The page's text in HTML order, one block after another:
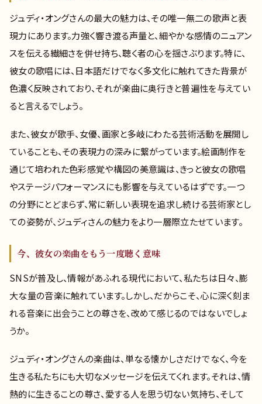
ジュディ・オングさんの最大の魅力は、その唯一無二の歌声と表
現力にあります。力強く響き渡る声量と、細やかな感情のニュアン
スを伝える繊細さを併せ持ち、聴く者の心を揺さぶります。特に、
彼女の歌唱には、日本語だけでなく多文化に触れてきた背景が
色濃く反映されており、それが楽曲に奥行きと普遍性を与えてい
ると言えるでしょう。
また、彼女が歌手、女優、画家と多岐にわたる芸術活動を展開し
ていることも、その表現力の深みに繋がっています。絵画制作を
通じて培われた色彩感覚や構図の美意識は、きっと彼女の歌唱
やステージパフォーマンスにも影響を与えているはずです。一つ
の分野にとどまらず、常に新しい表現を追求し続ける芸術家とし
ての姿勢が、ジュディさんの魅力をより一層際立たせています。
今、彼女の楽曲をもう一度聴く意味
SNSが普及し、情報があふれる現代において、私たちは日々、膨
大な量の音楽に触れています。しかし、だからこそ、心に深く刻ま
れる音楽に出会うことの尊さを、改めて感じるのではないでしょ
うか。
ジュディ・オングさんの楽曲は、単なる懐かしさだけでなく、今を
生きる私たちにも大切なメッセージを伝えてくれます。それは、情
熱的に生きることの尊さ、愛する人を思う切ない気持ち、そして